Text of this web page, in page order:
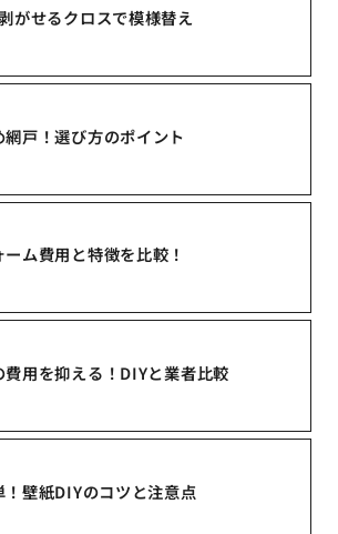
がせるクロスで模様替え
戸！選び方のポイント
ム費用と特徴を比較！
用を抑える！DIYと業者比較
壁紙DIYのコツと注意点